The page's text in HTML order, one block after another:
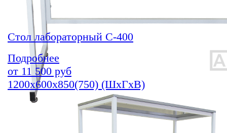
Стол лабораторный С-400
Подробнее
от 11 500 руб
1200х600х850(750) (ШхГхВ)